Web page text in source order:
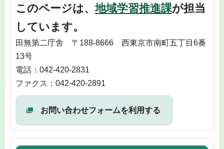
このページは、地域学習推進課が担当
しています。
田無第二庁舎 〒188-8666 西東京市南町五丁目6番
13号
電話：042-420-2831
ファクス：042-420-2891
お問い合わせフォームを利用する